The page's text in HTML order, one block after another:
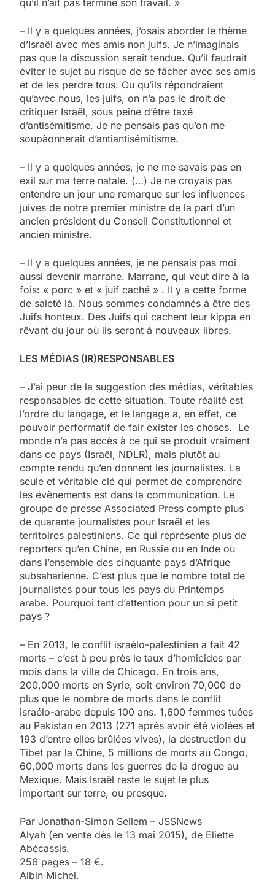
– Il y a quelques années, j’osais aborder le thème
d’Israël avec mes amis non juifs. Je n’imaginais
pas que la discussion serait tendue. Qu’il faudrait
éviter le sujet au risque de se fâcher avec ses amis
et de les perdre tous. Ou qu’ils répondraient
qu’avec nous, les juifs, on n’a pas le droit de
critiquer Israël, sous peine d’être taxé
d’antisémitisme. Je ne pensais pas qu’on me
soupàonnerait d’antiantisémitisme.
– Il y a quelques années, je ne me savais pas en
exil sur ma terre natale. (…) Je ne croyais pas
entendre un jour une remarque sur les influences
juives de notre premier ministre de la part d’un
ancien président du Conseil Constitutionnel et
ancien ministre.
– Il y a quelques années, je ne pensais pas moi
aussi devenir marrane. Marrane, qui veut dire à la
fois: « porc » et « juif caché » . Il y a cette forme
de saleté là. Nous sommes condamnés à être des
Juifs honteux. Des Juifs qui cachent leur kippa en
rêvant du jour où ils seront à nouveaux libres.
LES MÉDIAS (IR)RESPONSABLES
– J’ai peur de la suggestion des médias, véritables
responsables de cette situation. Toute réalité est
l’ordre du langage, et le langage a, en effet, ce
pouvoir performatif de fair exister les choses. Le
monde n’a pas accès à ce qui se produit vraiment
dans ce pays (Israël, NDLR), mais plutôt au
compte rendu qu’en donnent les journalistes. La
seule et véritable clé qui permet de comprendre
les évènements est dans la communication. Le
groupe de presse Associated Press compte plus
de quarante journalistes pour Israël et les
territoires palestiniens. Ce qui représente plus de
reporters qu’en Chine, en Russie ou en Inde ou
dans l’ensemble des cinquante pays d’Afrique
subsaharienne. C’est plus que le nombre total de
journalistes pour tous les pays du Printemps
arabe. Pourquoi tant d’attention pour un si petit
pays ?
– En 2013, le conflit israélo-palestinien a fait 42
morts – c’est à peu près le taux d’homicides par
mois dans la ville de Chicago. En trois ans,
200,000 morts en Syrie, soit environ 70,000 de
plus que le nombre de morts dans le conflit
israélo-arabe depuis 100 ans. 1,600 femmes tuées
au Pakistan en 2013 (271 après avoir été violées et
193 d’entre elles brûlées vives), la destruction du
Tibet par la Chine, 5 millions de morts au Congo,
60,000 morts dans les guerres de la drogue au
Mexique. Mais Israël reste le sujet le plus
important sur terre, ou presque.
Par Jonathan-Simon Sellem – JSSNews
Alyah (en vente dès le 13 mai 2015), de Eliette
Abécassis.
256 pages – 18 €.
Albin Michel.